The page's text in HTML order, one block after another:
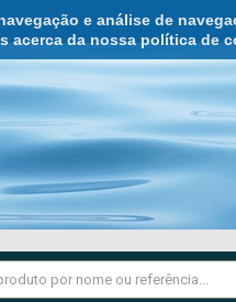
e análise de
acerca da nossa política de